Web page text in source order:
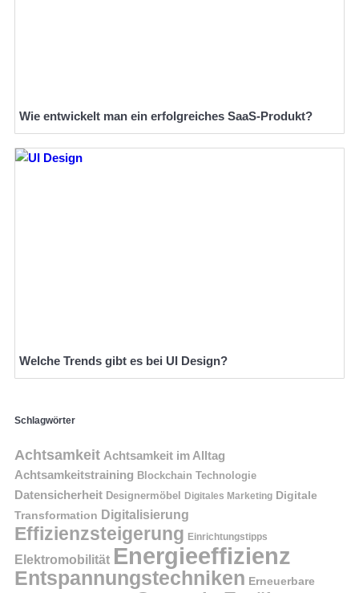
Wie entwickelt man ein erfolgreiches SaaS-Produkt?
Welche Trends gibt es bei UI Design?
Schlagwörter
Achtsamkeit Achtsamkeit im Alltag
Achtsamkeitstraining Blockchain Technologie
Datensicherheit Designermöbel Digitales Marketing Digitale
Transformation Digitalisierung
Effizienzsteigerung Einrichtungstipps
Elektromobilität Energieeffizienz
Entspannungstechniken Erneuerbare